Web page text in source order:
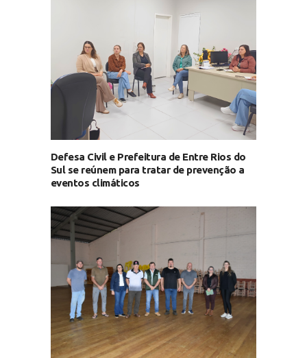
Defesa Civil e Prefeitura de Entre Rios do
Sul se reúnem para tratar de prevenção a
eventos climáticos